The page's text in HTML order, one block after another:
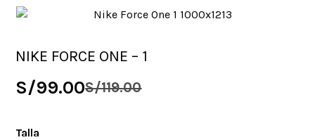
NIKE FORCE ONE – 1
S/119.00
S/99.00
Talla